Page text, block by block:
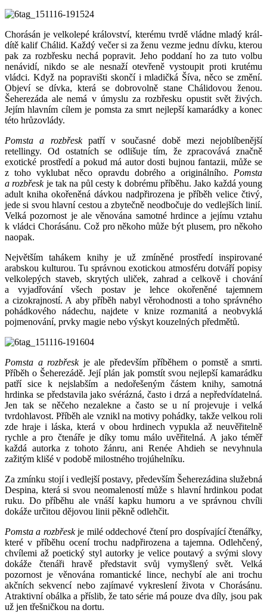
Chorásán je velkolepé království, kterému tvrdě vládne mladý král-
dítě kalif Chálid. Každý večer si za ženu vezme jednu dívku, kterou
pak za rozbřesku nechá popravit. Jeho poddaní ho za tuto volbu
nenávidí, nikdo se ale nesnaží otevřeně vystoupit proti krutému
vládci. Když na popravišti skončí i mladičká Šíva, něco se změní.
Objeví se dívka, která se dobrovolně stane Chálidovou ženou.
Šeherezáda ale nemá v úmyslu za rozbřesku opustit svět živých.
Jejím hlavním cílem je pomsta za smrt nejlepší kamarádky a konec
této hrůzovlády.
Pomsta a rozbřeskpatří v současné době mezi nejoblíbenější
retellingy. Od ostatních se odlišuje tím, že zpracovává značně
exotické prostředí a pokud má autor dosti bujnou fantazii, může se
z toho vyklubat něco opravdu dobrého a originálního. Pomsta
a rozbřeskje tak na půl cesty k dobrému příběhu. Jako každá young
adult kniha okořeněná dávkou nadpřirozena je příběh velice čtivý,
jede si svou hlavní cestou a zbytečně neodbočuje do vedlejších linií.
Velká pozornost je ale věnována samotné hrdince a jejímu vztahu
k vládci Chorásánu. Což pro někoho může být plusem, pro někoho
naopak.
Největším tahákem knihy je už zmíněné prostředí inspirované
arabskou kulturou. Tu správnou exotickou atmosféru dotváří popisy
velkolepých staveb, skrytých uliček, zahrad a celkově i chování
a vyjadřování všech postav je lehce okořeněné tajemnem
a cizokrajností. A aby příběh nabyl věrohodnosti a toho správného
pohádkového nádechu, najdete v knize rozmanitá a neobvyklá
pojmenování, prvky magie nebo výskyt kouzelných předmětů.
Pomsta a rozbřeskje ale především příběhem o pomstě a smrti.
Příběh o Šeherezádě. Její plán jak pomstít svou nejlepší kamarádku
patří sice k nejslabším a nedořešeným částem knihy, samotná
hrdinka se představila jako svérázná, často i drzá a nepředvídatelná.
Jen tak se něčeho nezalekne a často se u ní projevuje i velká
tvrdohlavost. Příběh ale vznikl na motivy pohádky, takže velkou roli
zde hraje i láska, která v obou hrdinech vypukla až neuvěřitelně
rychle a pro čtenáře je díky tomu málo uvěřitelná. A jako téměř
každá autorka z tohoto žánru, ani Renée Ahdieh se nevyhnula
zažitým klišé v podobě milostného trojúhelníku.
Za zmínku stojí i vedlejší postavy, především Šeherezádina služebná
Despina, která si svou neomaleností může s hlavní hrdinkou podat
ruku. Do příběhu ale vnáší kapku humoru a ve správnou chvíli
dokáže určitou dějovou linii pěkně odlehčit.
Pomsta a rozbřeskje milé oddechové čtení pro dospívající čtenářky,
které v příběhu ocení trochu nadpřirozena a tajemna. Odlehčený,
chvílemi až poetický styl autorky je velice poutavý a svými slovy
dokáže čtenáři hravě představit svůj vymyšlený svět. Velká
pozornost je věnována romantické lince, nechybí ale ani trochu
akčních sekvencí nebo zajímavé vykreslení života v Chorásánu.
Atraktivní obálka a příslib, že tato série má pouze dva díly, jsou pak
už jen třešničkou na dortu.